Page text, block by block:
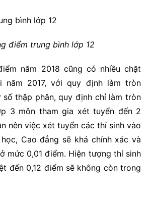
điểm trung bình lớp 12
năm 2018 cũng có nhiều chặt
năm 2017, với quy định làm tròn
thập phân, quy định chỉ làm tròn
3 môn tham gia xét tuyển đến 2
nên việc xét tuyển các thí sinh vào
Cao đẳng sẽ khá chính xác và
mức 0,01 điểm. Hiện tượng thí sinh
đến 0,12 điểm sẽ không còn trong